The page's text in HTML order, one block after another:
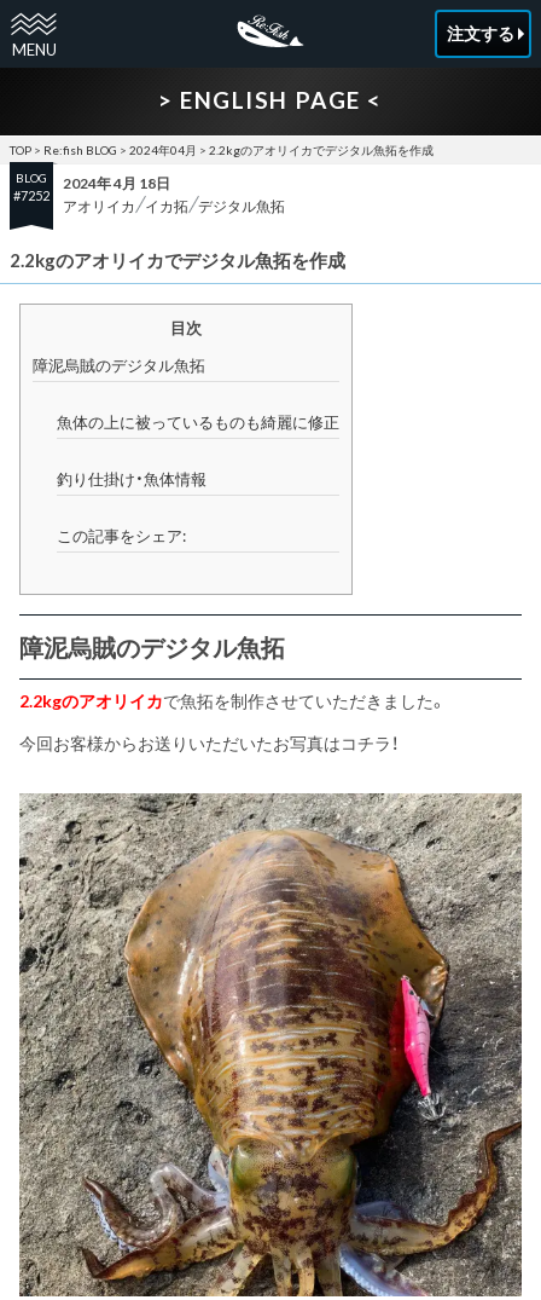
注文する
> ENGLISH PAGE <
TOP > Re:fish BLOG > 2024年04月 > 2.2kgのアオリイカでデジタル魚拓を作成
BLOG
#7252
2024年 4月 18日
アオリイカ
イカ拓 デジタル魚拓
2.2kgのアオリイカでデジタル魚拓を作成
目次
障泥烏賊のデジタル魚拓
魚体の上に被っているものも綺麗に修正
釣り仕掛け・魚体情報
この記事をシェア:
障泥烏賊のデジタル魚拓
2.2kgのアオリイカで魚拓を制作させていただきました。
今回お客様からお送りいただいたお写真はコチラ！